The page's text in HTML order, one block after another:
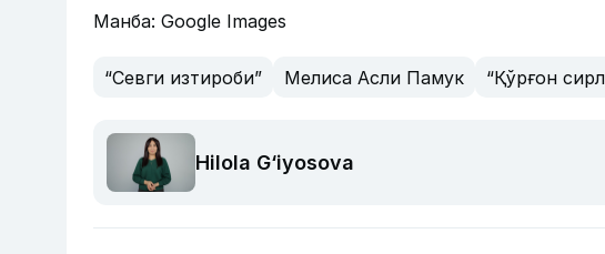
Манба: Google Images
“Севги изтироби” Мелиса Асли Памук “Қўрғон
Hilola G‘iyosova